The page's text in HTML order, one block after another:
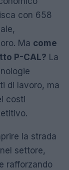
con 658
Ma come
P-CAL? La
di lavoro, ma
costi
la strada
settore,
rafforzando